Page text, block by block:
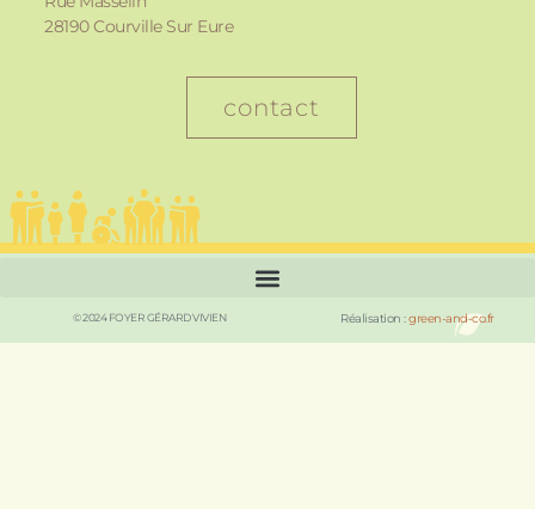
28190 Courville Sur Eure
contact
© 2024 FOYER GÉRARD VIVIEN Réalisation :green-and-co.fr